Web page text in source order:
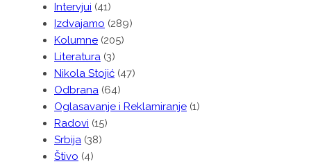
Intervjui (41)
Izdvajamo (289)
Kolumne (205)
Literatura (3)
Nikola Stojić (47)
Odbrana (64)
Oglasavanje i Reklamiranje (1)
Radovi (15)
Srbija (38)
Štivo (4)